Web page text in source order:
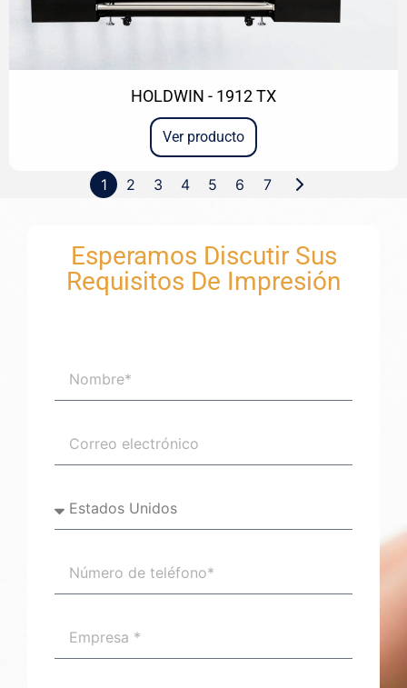
HOLDWIN - 1912 TX
Ver producto
1 2 3 4 5 6 7
Esperamos Discutir Sus
Requisitos De Impresión